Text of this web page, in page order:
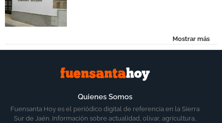
Mostrar más
Quienes Somos
Fuensanta Hoy es el periódico digital de referencia en la Sierra
Sur de Jaén. Información sobre actualidad, olivar, agricultura,